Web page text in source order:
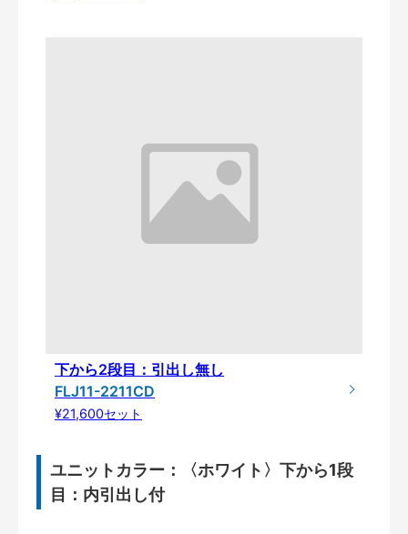
下から2段目：引出し無し
FLJ11-2211CD
¥21,600セット
ユニットカラー：〈ホワイト〉下から1段
目：内引出し付